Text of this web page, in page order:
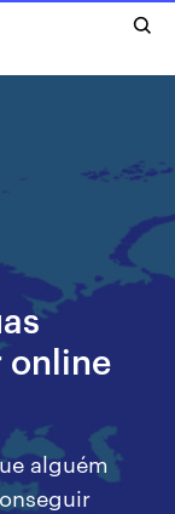
online
alguém